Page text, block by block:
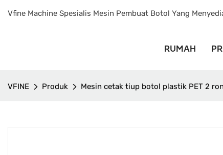
Vfine Machine Spesialis Mesin Pembuat Botol Yang
RUMAH
VFINE Produk Mesin cetak tiup botol plastik PET 2